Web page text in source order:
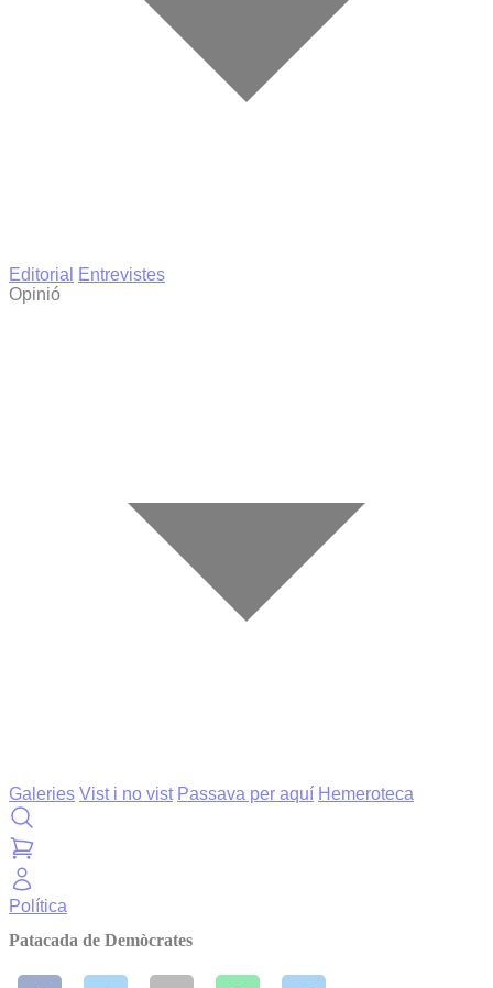
Editorial
Entrevistes
Opinió
Galeries Vist i no vist Passava per aquí Hemeroteca
Política
Patacada de Demòcrates